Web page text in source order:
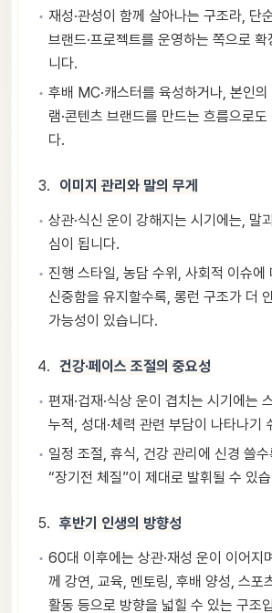
재성·관성이 함께 살아나는 구조라, 단
브랜드·프로젝트를 운영하는 쪽으로
니다.
후배 MC·캐스터를 육성하거나, 본인
램·콘텐츠 브랜드를 만드는 흐름으로도
다.
이미지 관리와 말의 무게
상관·식신 운이 강해지는 시기에는, 말
심이 됩니다.
진행 스타일, 농담 수위, 사회적 이슈에
신중함을 유지할수록, 롱런 구조가 더
가능성이 있습니다.
건강·페이스 조절의 중요성
편재·겁재·식상 운이 겹치는 시기에는
누적, 성대·체력 관련 부담이 나타나기
일정 조절, 휴식, 건강 관리에 신경 쓸
“장기전 체질”이 제대로 발휘될 수 있
후반기 인생의 방향성
60대 이후에는 상관·재성 운이 이어지
께 강연, 교육, 멘토링, 후배 양성, 스포
활동 등으로 방향을 넓힐 수 있는 구조